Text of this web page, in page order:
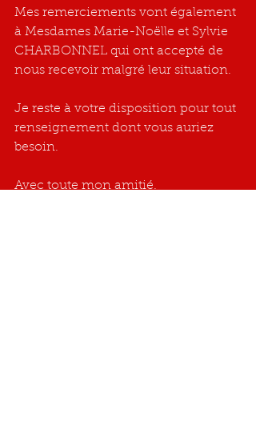
Mes remerciements vont également
à Mesdames Marie-Noëlle et Sylvie
CHARBONNEL qui ont accepté de
nous recevoir malgré leur situation.
Je reste à votre disposition pour tout
renseignement dont vous auriez
besoin.
Avec toute mon amitié.